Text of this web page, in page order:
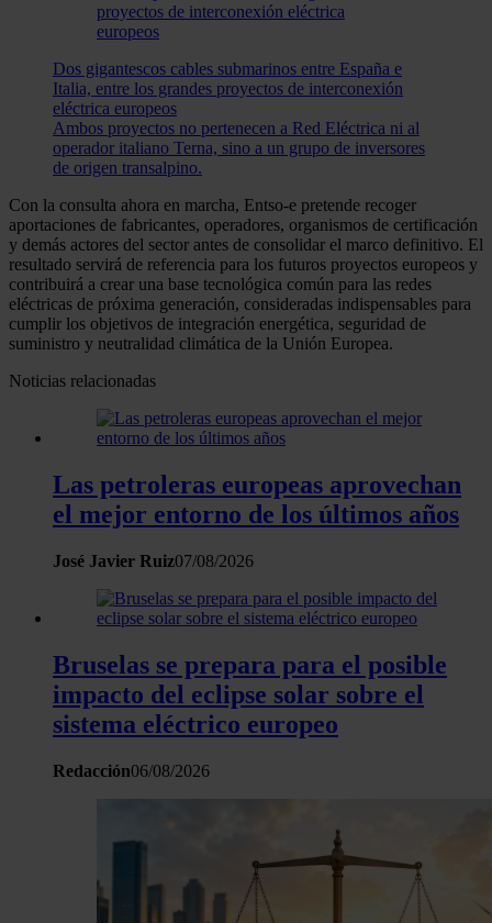
Dos gigantescos cables submarinos entre España e
Italia, entre los grandes proyectos de interconexión
eléctrica europeos
Ambos proyectos no pertenecen a Red Eléctrica ni al
operador italiano Terna, sino a un grupo de inversores
de origen transalpino.
Con la consulta ahora en marcha, Entso-e pretende recoger
aportaciones de fabricantes, operadores, organismos de certificación
y demás actores del sector antes de consolidar el marco definitivo. El
resultado servirá de referencia para los futuros proyectos europeos y
contribuirá a crear una base tecnológica común para las redes
eléctricas de próxima generación, consideradas indispensables para
cumplir los objetivos de integración energética, seguridad de
suministro y neutralidad climática de la Unión Europea.
Noticias relacionadas
Las petroleras europeas aprovechan
el mejor entorno de los últimos años
José Javier Ruiz07/08/2026
Bruselas se prepara para el posible
impacto del eclipse solar sobre el
sistema eléctrico europeo
Redacción06/08/2026